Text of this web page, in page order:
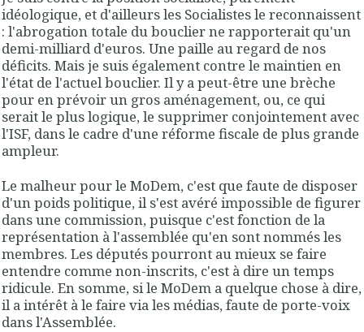
idéologique, et d'ailleurs les Socialistes le reconnaissent
: l'abrogation totale du bouclier ne rapporterait qu'un
demi-milliard d'euros. Une paille au regard de nos
déficits. Mais je suis également contre le maintien en
l'état de l'actuel bouclier. Il y a peut-être une brèche
pour en prévoir un gros aménagement, ou, ce qui
serait le plus logique, le supprimer conjointement avec
l'ISF, dans le cadre d'une réforme fiscale de plus grande
ampleur.
Le malheur pour le MoDem, c'est que faute de disposer
d'un poids politique, il s'est avéré impossible de figurer
dans une commission, puisque c'est fonction de la
représentation à l'assemblée qu'en sont nommés les
membres. Les députés pourront au mieux se faire
entendre comme non-inscrits, c'est à dire un temps
ridicule. En somme, si le MoDem a quelque chose à dire,
il a intérêt à le faire via les médias, faute de porte-voix
dans l'Assemblée.